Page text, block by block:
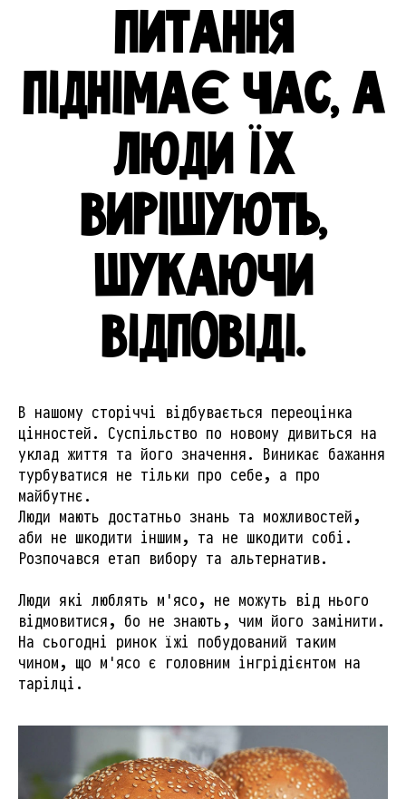
ПИТАННЯ
ПІДНІМАЄ ЧАС, А
ЛЮДИ ЇХ
ВИРІШУЮТЬ,
ШУКАЮЧИ
ВІДПОВІДІ.
В нашому сторіччі відбувається переоцінка
цінностей. Суспільство по новому дивиться на
уклад життя та його значення. Виникає бажання
турбуватися не тільки про себе, а про
майбутнє.
Люди мають достатньо знань та можливостей,
аби не шкодити іншим, та не шкодити собі.
Розпочався етап вибору та альтернатив.
Люди які люблять м'ясо, не можуть від нього
відмовитися, бо не знають, чим його замінити.
На сьогодні ринок їжі побудований таким
чином, що м'ясо є головним інгрідієнтом на
тарілці.